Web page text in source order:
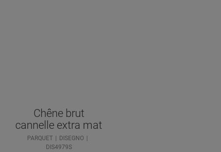
Chêne brut
cannelle extra mat
PARQUET
DISEGNO
DIS4979S